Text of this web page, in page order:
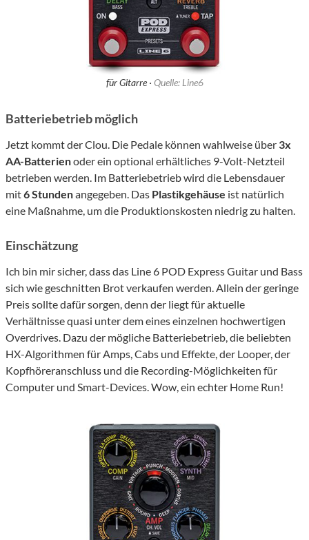
für Gitarre · Quelle: Line6
Batteriebetrieb möglich
Jetzt kommt der Clou. Die Pedale können wahlweise über 3x
AA-Batterienoder ein optional erhältliches 9-Volt-Netzteil
betrieben werden. Im Batteriebetrieb wird die Lebensdauer
mit6 Stundenangegeben. Das Plastikgehäuse ist natürlich
eine Maßnahme, um die Produktionskosten niedrig zu halten.
Einschätzung
Ich bin mir sicher, dass das Line 6 POD Express Guitar und Bass
sich wie geschnitten Brot verkaufen werden. Allein der geringe
Preis sollte dafür sorgen, denn der liegt für aktuelle
Verhältnisse quasi unter dem eines einzelnen hochwertigen
Overdrives. Dazu der mögliche Batteriebetrieb, die beliebten
HX-Algorithmen für Amps, Cabs und Effekte, der Looper, der
Kopfhöreranschluss und die Recording-Möglichkeiten für
Computer und Smart-Devices. Wow, ein echter Home Run!